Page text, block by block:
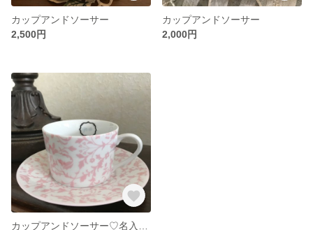
カップアンドソーサー
2,500円
カップアンドソーサー
2,000円